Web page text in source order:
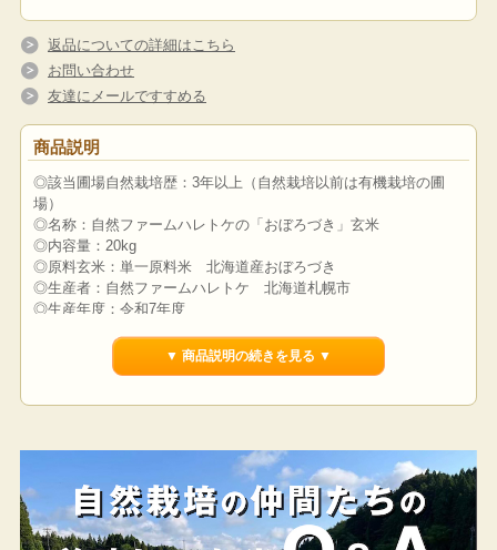
返品についての詳細はこちら
お問い合わせ
友達にメールですすめる
商品説明
◎該当圃場自然栽培歴：3年以上（自然栽培以前は有機栽培の圃
場）
◎名称：自然ファームハレトケの「おぼろづき」玄米
◎内容量：20kg
◎原料玄米：単一原料米 北海道産おぼろづき
◎生産者：自然ファームハレトケ 北海道札幌市
◎生産年度：令和7年度
強い粘りとほのかな甘みがたまらない♪
価を獲得している「おぼろづき」
特徴的なのは、「絶妙なアミロースのバランス」です。
食感の特徴を左右する「アミロース」という成分は、
「低い」ともち米に近いもちもち感を生み、「高い」とサラサラ
▼ 商品説明の続きを見る ▼